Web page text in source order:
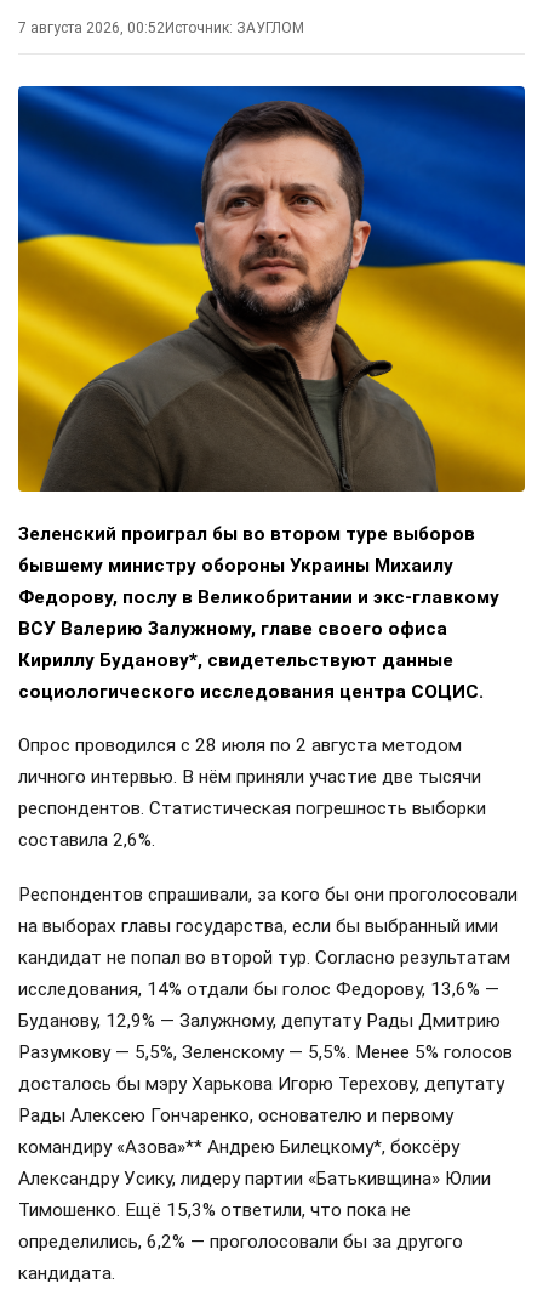
7 августа 2026, 00:52Источник: ЗАУГЛОМ
Зеленский проиграл бы во втором туре выборов
бывшему министру обороны Украины Михаилу
Федорову, послу в Великобритании и экс-главкому
ВСУ Валерию Залужному, главе своего офиса
Кириллу Буданову*, свидетельствуют данные
социологического исследования центра СОЦИС.
Опрос проводился с 28 июля по 2 августа методом
личного интервью. В нём приняли участие две тысячи
респондентов. Статистическая погрешность выборки
составила 2,6%.
Респондентов спрашивали, за кого бы они проголосовали
на выборах главы государства, если бы выбранный ими
кандидат не попал во второй тур. Согласно результатам
исследования, 14% отдали бы голос Федорову, 13,6% —
Буданову, 12,9% — Залужному, депутату Рады Дмитрию
Разумкову — 5,5%, Зеленскому — 5,5%. Менее 5% голосов
досталось бы мэру Харькова Игорю Терехову, депутату
Рады Алексею Гончаренко, основателю и первому
командиру «Азова»** Андрею Билецкому*, боксёру
Александру Усику, лидеру партии «Батькивщина» Юлии
Тимошенко. Ещё 15,3% ответили, что пока не
определились, 6,2% — проголосовали бы за другого
кандидата.